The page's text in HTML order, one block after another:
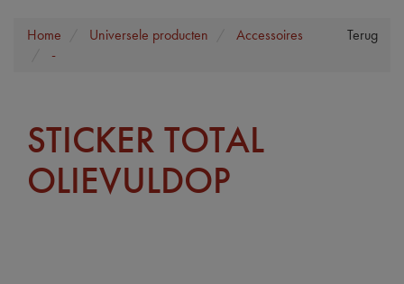
Terug
Home Universele producten
Accessoires
-
STICKER TOTAL
OLIEVULDOP